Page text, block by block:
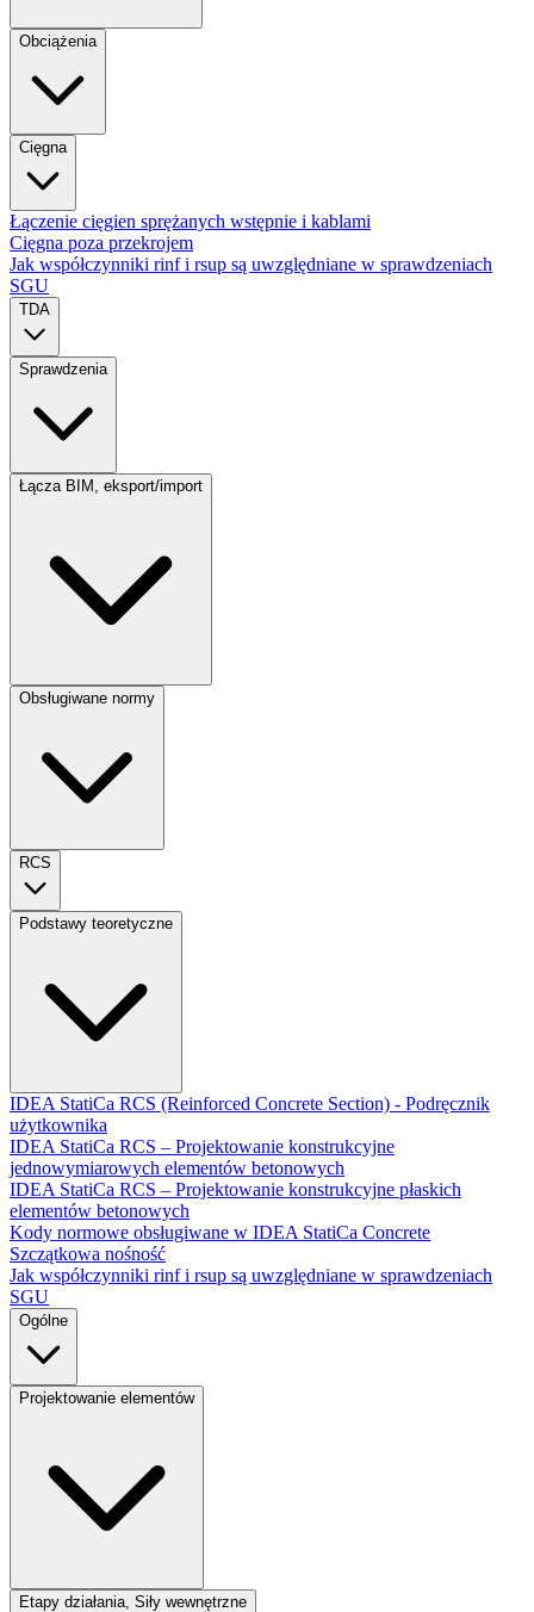
Obciążenia
Cięgna
Łączenie cięgien sprężanych wstępnie i kablami
Cięgna poza przekrojem
Jak współczynniki rinf i rsup są uwzględniane w sprawdzeniach
SGU
TDA
Sprawdzenia
Łącza BIM, eksport/import
Obsługiwane normy
RCS
Podstawy teoretyczne
IDEA StatiCa RCS (Reinforced Concrete Section) - Podręcznik
użytkownika
IDEA StatiCa RCS – Projektowanie konstrukcyjne
jednowymiarowych elementów betonowych
IDEA StatiCa RCS – Projektowanie konstrukcyjne płaskich
elementów betonowych
Kody normowe obsługiwane w IDEA StatiCa Concrete
Szczątkowa nośność
Jak współczynniki rinf i rsup są uwzględniane w sprawdzeniach
SGU
Ogólne
Projektowanie elementów
Etapy działania, Siły wewnętrzne